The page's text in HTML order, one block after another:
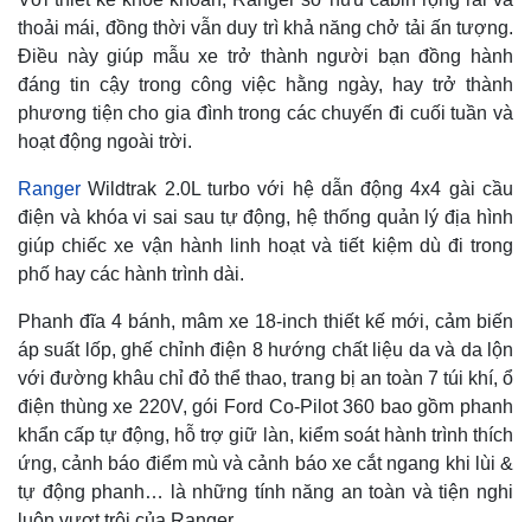
thoải mái, đồng thời vẫn duy trì khả năng chở tải ấn tượng.
Điều này giúp mẫu xe trở thành người bạn đồng hành
đáng tin cậy trong công việc hằng ngày, hay trở thành
phương tiện cho gia đình trong các chuyến đi cuối tuần và
hoạt động ngoài trời.
Ranger Wildtrak 2.0L turbo với hệ dẫn động 4x4 gài cầu
điện và khóa vi sai sau tự động, hệ thống quản lý địa hình
giúp chiếc xe vận hành linh hoạt và tiết kiệm dù đi trong
phố hay các hành trình dài.
Phanh đĩa 4 bánh, mâm xe 18-inch thiết kế mới, cảm biến
áp suất lốp, ghế chỉnh điện 8 hướng chất liệu da và da lộn
với đường khâu chỉ đỏ thể thao, trang bị an toàn 7 túi khí, ổ
điện thùng xe 220V, gói Ford Co-Pilot 360 bao gồm phanh
khẩn cấp tự động, hỗ trợ giữ làn, kiểm soát hành trình thích
ứng, cảnh báo điểm mù và cảnh báo xe cắt ngang khi lùi &
tự động phanh… là những tính năng an toàn và tiện nghi